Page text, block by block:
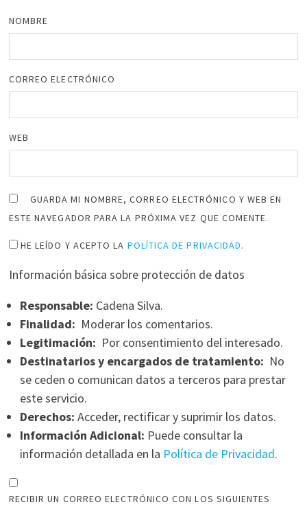
NOMBRE
CORREO ELECTRÓNICO
WEB
GUARDA MI NOMBRE, CORREO ELECTRÓNICO Y WEB EN
ESTE NAVEGADOR PARA LA PRÓXIMA VEZ QUE COMENTE.
HE LEÍDO Y ACEPTO LA POLÍTICA DE PRIVACIDAD.
Información básica sobre protección de datos
Responsable: Cadena Silva.
Finalidad: Moderar los comentarios.
Legitimación: Por consentimiento del interesado.
Destinatarios y encargados de tratamiento: No
se ceden o comunican datos a terceros para prestar
este servicio.
Derechos: Acceder, rectificar y suprimir los datos.
Información Adicional: Puede consultar la
información detallada en la Política de Privacidad.
RECIBIR UN CORREO ELECTRÓNICO CON LOS SIGUIENTES